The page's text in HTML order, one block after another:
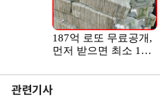
관련기사